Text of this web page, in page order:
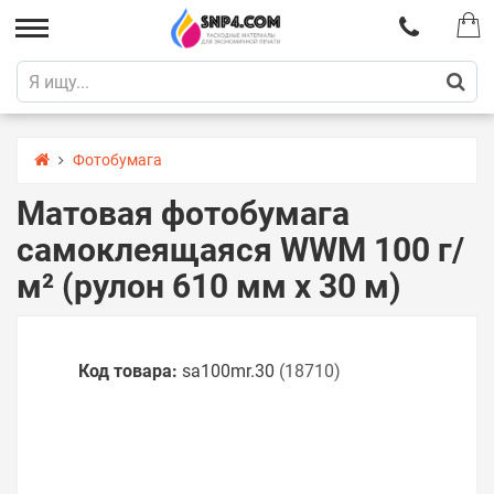
Фотобумага
Матовая фотобумага
самоклеящаяся WWM 100 г/
м² (рулон 610 мм х 30 м)
Код товара: sa100mr.30 (18710)